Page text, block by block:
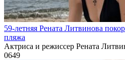
59-летняя Рената Литвинова
пляжа
Актриса и режиссер Рената
0649